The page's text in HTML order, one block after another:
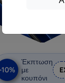
-10%
Έκπτωση
με
κουπόνι